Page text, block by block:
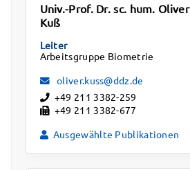
Univ.-Prof. Dr. sc. hum. Oliver
Kuß
Leiter
Arbeitsgruppe Biometrie
oliver.kuss@ddz.de
+49 211 3382-259
+49 211 3382-677
Ausgewählte Publikationen